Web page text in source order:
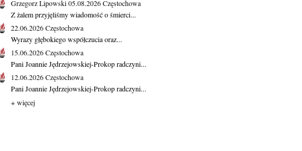
Grzegorz Lipowski05.08.2026Częstochowa
Z żalem przyjęliśmy wiadomość o śmierci...
22.06.2026Częstochowa
Wyrazy głębokiego współczucia oraz...
15.06.2026Częstochowa
Pani Joannie Jędrzejowskiej-Prokop radczyni...
12.06.2026Częstochowa
Pani Joannie Jędrzejowskiej-Prokop radczyni...
+ więcej